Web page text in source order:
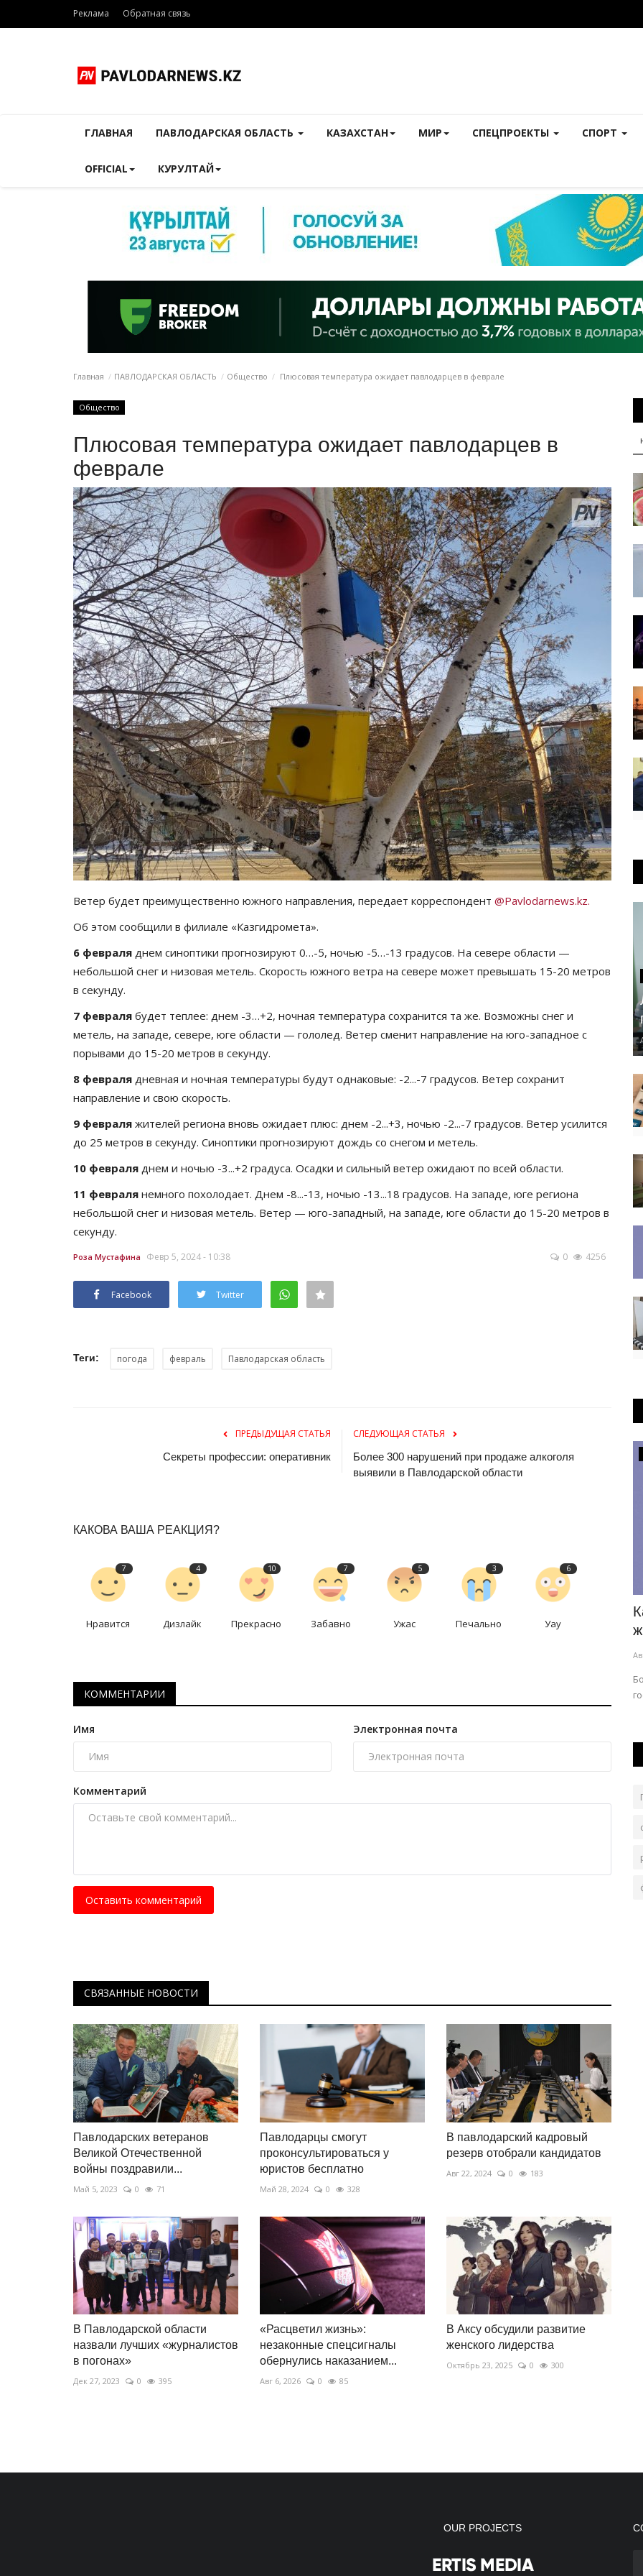
Реклама Обратная связь
ГЛАВНАЯ ПАВЛОДАРСКАЯ ОБЛАСТЬ КАЗАХСТАН МИР СПЕЦПРОЕКТЫ СПОРТ
OFFICIAL КУРУЛТАЙ
Главная ПАВЛОДАРСКАЯ ОБЛАСТЬ Общество Плюсовая температура ожидает павлодарцев в феврале
Общество
Плюсовая температура ожидает павлодарцев в
феврале
Ветер будет преимущественно южного направления, передает корреспондент @Pavlodarnews.kz.
Об этом сообщили в филиале «Казгидромета».
6 февраля днем синоптики прогнозируют 0…-5, ночью -5…-13 градусов. На севере области —
небольшой снег и низовая метель. Скорость южного ветра на севере может превышать 15-20 метров
в секунду.
7 февраля будет теплее: днем -3…+2, ночная температура сохранится та же. Возможны снег и
метель, на западе, севере, юге области — гололед. Ветер сменит направление на юго-западное с
порывами до 15-20 метров в секунду.
8 февраля дневная и ночная температуры будут однаковые: -2...-7 градусов. Ветер сохранит
направление и свою скорость.
9 февраля жителей региона вновь ожидает плюс: днем -2...+3, ночью -2...-7 градусов. Ветер усилится
до 25 метров в секунду. Синоптики прогнозируют дождь со снегом и метель.
10 февраля днем и ночью -3...+2 градуса. Осадки и сильный ветер ожидают по всей области.
11 февраля немного похолодает. Днем -8...-13, ночью -13...18 градусов. На западе, юге региона
небольшой снег и низовая метель. Ветер — юго-западный, на западе, юге области до 15-20 метров в
секунду.
Роза Мустафина Февр 5, 2024 - 10:38 0 4256
Facebook Twitter
Теги: погода февраль Павлодарская область
ПРЕДЫДУЩАЯ СТАТЬЯ
Секреты профессии: оперативник
СЛЕДУЮЩАЯ СТАТЬЯ
Более 300 нарушений при продаже алкоголя
выявили в Павлодарской области
КАКОВА ВАША РЕАКЦИЯ?
7
Нравится
4
Дизлайк
10
Прекрасно
7
Забавно
5
Ужас
3
Печально
6
Уау
КОММЕНТАРИИ
Имя Электронная почта
Комментарий
Оставить комментарий
СВЯЗАННЫЕ НОВОСТИ
Павлодарских ветеранов
Великой Отечественной
войны поздравили...
Май 5, 2023 0 71
Павлодарцы смогут
проконсультироваться у
юристов бесплатно
Май 28, 2024 0 328
В павлодарский кадровый
резерв отобрали кандидатов
Авг 22, 2024 0 183
В Павлодарской области
назвали лучших «журналистов
в погонах»
Дек 27, 2023 0 395
«Расцветил жизнь»:
незаконные спецсигналы
обернулись наказанием...
Авг 6, 2026 0 85
В Аксу обсудили развитие
женского лидерства
Октябрь 23, 2025 0 300
История одного путешествия
мраморных драконов
Происшествия
OUR PROJECTS